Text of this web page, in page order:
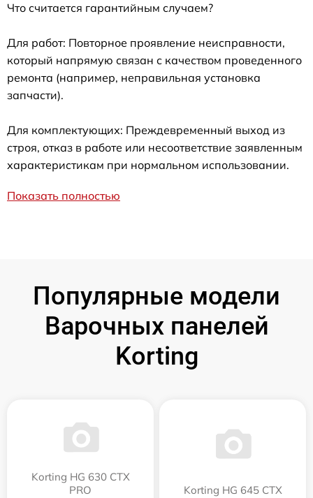
Что считается гарантийным случаем?
Для работ: Повторное проявление неисправности,
который напрямую связан с качеством проведенного
ремонта (например, неправильная установка
запчасти).
Для комплектующих: Преждевременный выход из
строя, отказ в работе или несоответствие заявленным
характеристикам при нормальном использовании.
Показать полностью
Популярные модели
Варочных панелей
Korting
Korting HG 630 CTX
PRO
Korting HG 645 CTX